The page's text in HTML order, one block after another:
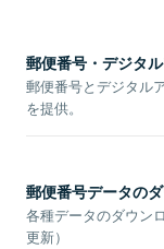
郵便番号・デジタ
郵便番号とデジタル
を提供。
郵便番号データの
各種データのダウン
更新）